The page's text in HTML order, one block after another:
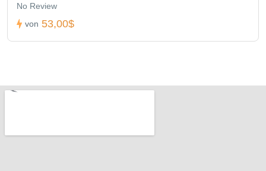
No Review
von 53,00$